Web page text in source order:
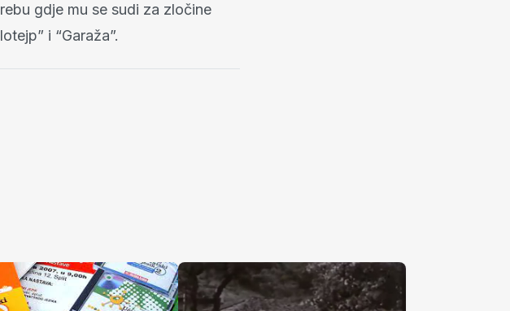
gdje mu se sudi za zločine
i “Garaža”.